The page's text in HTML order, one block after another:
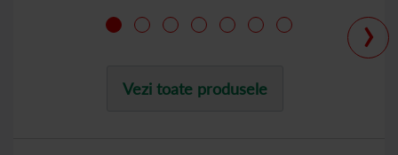
›
Vezi toate produsele